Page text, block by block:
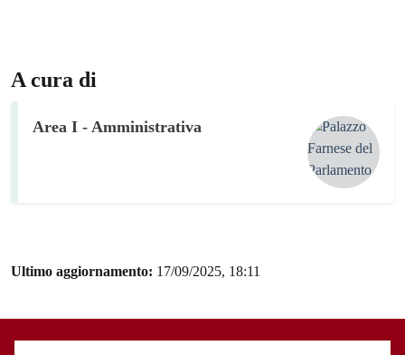
A cura di
Area I - Amministrativa
Ultimo aggiornamento: 17/09/2025, 18:11